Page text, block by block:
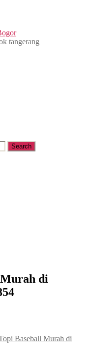
tangerang
di
Baseball Murah di